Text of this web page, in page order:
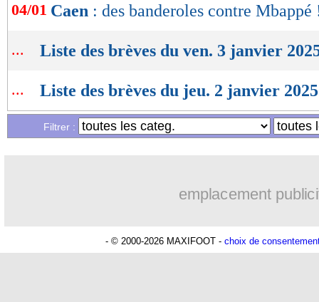
04/01 Caen : des banderoles contre Mbappé
... Liste des brèves du ven. 3 janvier
... Liste des brèves du jeu. 2 janvier 2025
Filtrer :
emplacement
- © 2000-2026 MAXIFOOT - choix de